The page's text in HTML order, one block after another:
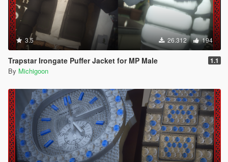
3.5 26.312 194
Trapstar Irongate Puffer Jacket for MP Male 1.1
By Michigoon